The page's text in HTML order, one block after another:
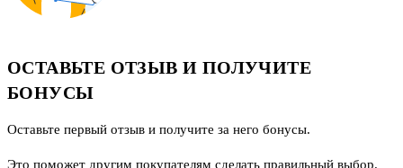
ОСТАВЬТЕ ОТЗЫВ И ПОЛУЧИТЕ
БОНУСЫ
Оставьте первый отзыв и получите за него бонусы.
Это поможет другим покупателям сделать правильный выбор.